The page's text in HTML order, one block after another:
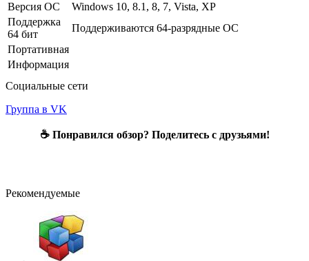
Версия ОС
Windows 10, 8.1, 8, 7, Vista, XP
Поддержка
64 бит
Поддерживаются 64-разрядные ОС
Портативная
Информация
Социальные сети
Группа в VK
☕ Понравился обзор? Поделитесь с друзьями!
Рекомендуемые